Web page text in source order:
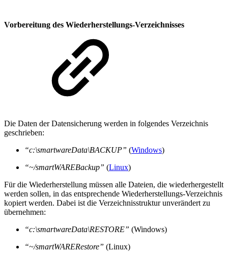
Vorbereitung des Wiederherstellungs-Verzeichnisses
Die Daten der Datensicherung werden in folgendes Verzeichnis
geschrieben:
“c:\smartwareData\BACKUP” (Windows)
“~/smartWAREBackup” (Linux)
Für die Wiederherstellung müssen alle Dateien, die wiederhergestellt
werden sollen, in das entsprechende Wiederherstellungs-Verzeichnis
kopiert werden. Dabei ist die Verzeichnisstruktur unverändert zu
übernehmen:
“c:\smartwareData\RESTORE” (Windows)
“~/smartWARERestore” (Linux)